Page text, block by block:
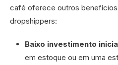
café oferece outros
dropshippers:
Baixo investimento
em estoque ou em uma